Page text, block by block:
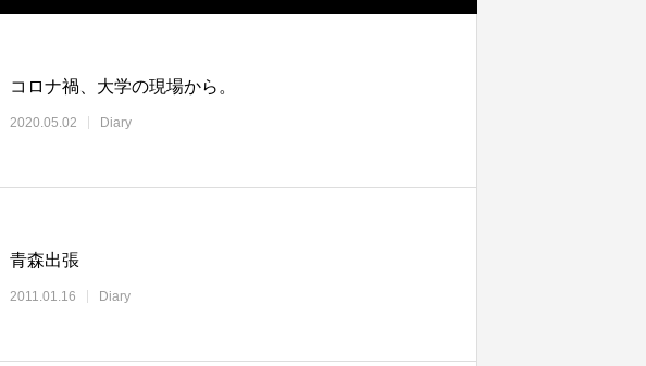
コロナ禍、大学の現場から。
2020.05.02 Diary
青森出張
2011.01.16 Diary